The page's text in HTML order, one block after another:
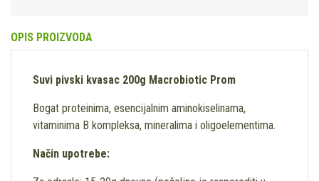
OPIS PROIZVODA
Suvi pivski kvasac 200g Macrobiotic Prom
Bogat proteinima, esencijalnim aminokiselinama,
vitaminima B kompleksa, mineralima i oligoelementima.
Način upotrebe: